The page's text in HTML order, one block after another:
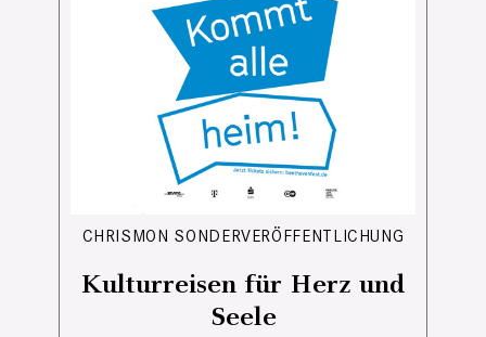
CHRISMON SONDERVERÖFFENTLICHUNG
Kulturreisen für Herz und
Seele